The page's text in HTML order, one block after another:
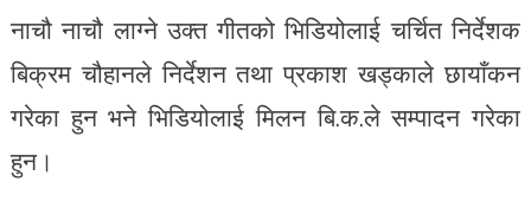
नाचौ नाचौ लाग्ने उक्त गीतको भिडियोलाई चर्चित निर्देशक
बिक्रम चौहानले निर्देशन तथा प्रकाश खड्काले छायाँकन
गरेका हुन भने भिडियोलाई मिलन बि.क.ले सम्पादन गरेका
हुन।